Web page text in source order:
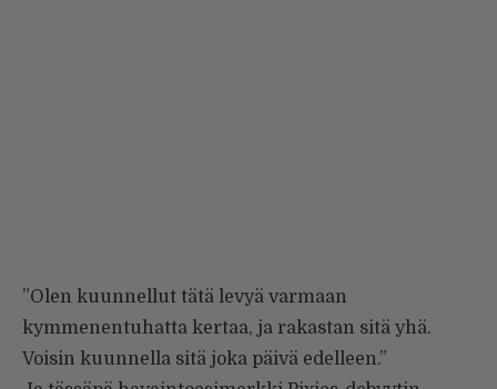
”Olen kuunnellut tätä levyä varmaan
kymmenentuhatta kertaa, ja rakastan sitä yhä.
Voisin kuunnella sitä joka päivä edelleen.”